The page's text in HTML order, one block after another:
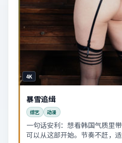
4K
暴雪追缉
综艺 动漫
一句话安利：想看韩国气质里
可以从这部开始。节奏不赶，适